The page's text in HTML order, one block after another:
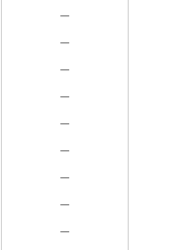
－
－
－
－
－
－
－
－
－